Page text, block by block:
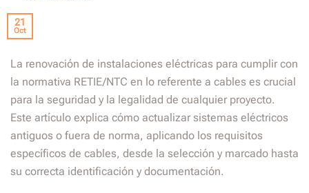
21
Oct
La renovación de instalaciones eléctricas para cumplir con
la normativa RETIE/NTC en lo referente a cables es crucial
para la seguridad y la legalidad de cualquier proyecto.
Este artículo explica cómo actualizar sistemas eléctricos
antiguos o fuera de norma, aplicando los requisitos
específicos de cables, desde la selección y marcado hasta
su correcta identificación y documentación.